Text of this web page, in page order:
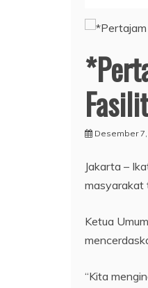
Desember 7,
Jakarta –
masyarakat
Ketua
“Kita